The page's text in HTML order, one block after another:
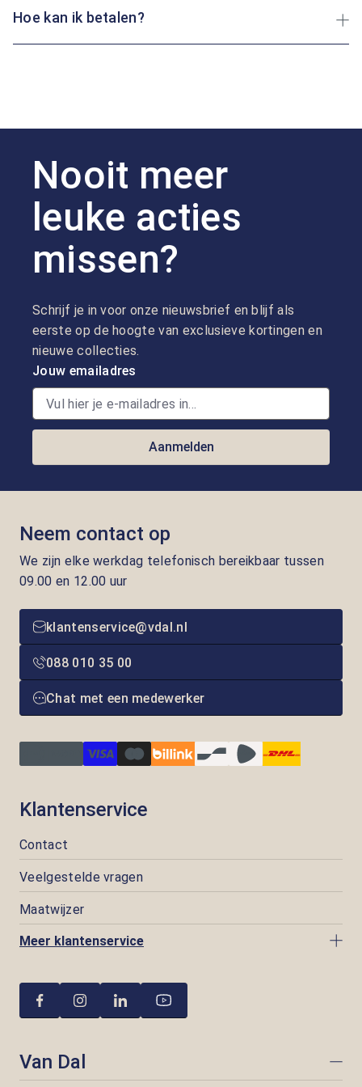
Hoe kan ik betalen?
Nooit meer
leuke acties
missen?
Schrijf je in voor onze nieuwsbrief en blijf als
eerste op de hoogte van exclusieve kortingen en
nieuwe collecties.
Jouw emailadres
Aanmelden
Neem contact op
We zijn elke werkdag telefonisch bereikbaar tussen
09.00 en 12.00 uur
klantenservice@vdal.nl
088 010 35 00
Chat met een medewerker
Klantenservice
Contact
Veelgestelde vragen
Maatwijzer
Meer klantenservice
Van Dal